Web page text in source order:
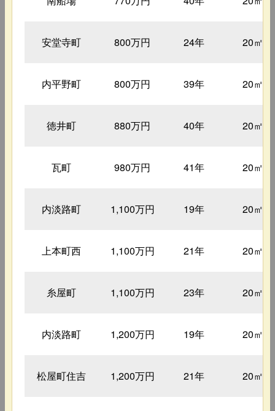
安堂寺町 800万円 24年 20㎡
内平野町 800万円 39年 20㎡
徳井町 880万円 40年 20㎡
瓦町 980万円 41年 20㎡
内淡路町 1,100万円 19年 20㎡
上本町西 1,100万円 21年 20㎡
糸屋町 1,100万円 23年 20㎡
内淡路町 1,200万円 19年 20㎡
松屋町住吉 1,200万円 21年 20㎡